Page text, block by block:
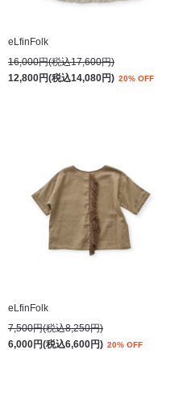
eLfinFolk
16,000円(税込17,600円)
12,800円(税込14,080円) 20% OFF
eLfinFolk
7,500円(税込8,250円)
6,000円(税込6,600円) 20% OFF